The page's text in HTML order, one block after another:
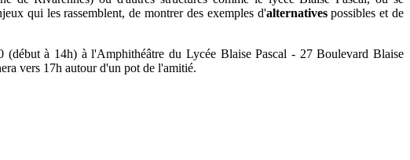
qui les rassemblent, de montrer des exemples d'alternativespossibles et de
(début à 14h) à l'Amphithéâtre du Lycée Blaise Pascal - 27 Boulevard Blaise
vers 17h autour d'un pot de l'amitié.